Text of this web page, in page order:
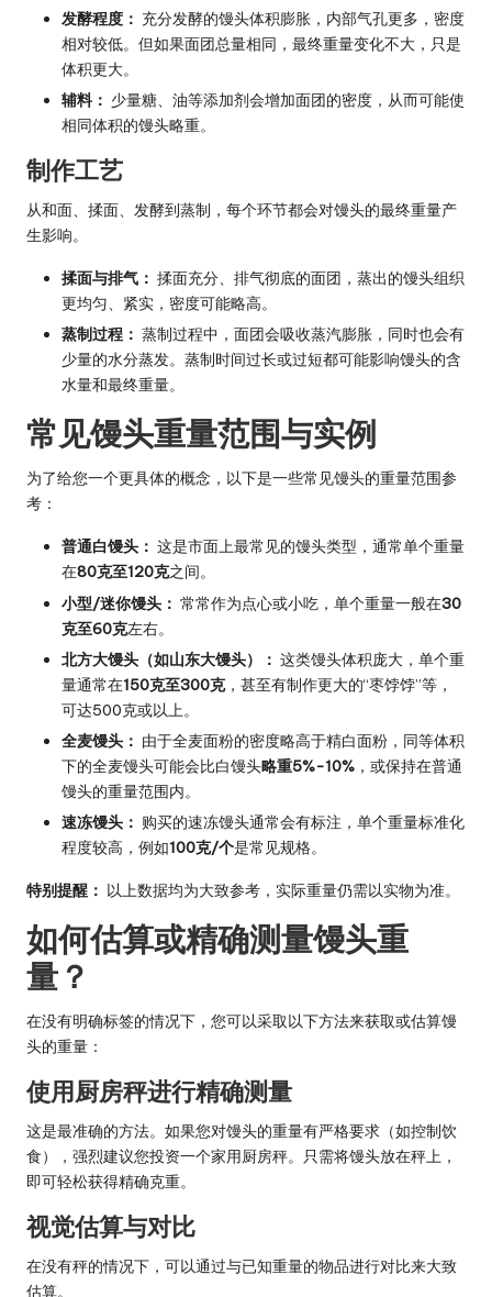
发酵程度： 充分发酵的馒头体积膨胀，内部气孔更多，密度
相对较低。但如果面团总量相同，最终重量变化不大，只是
体积更大。
辅料： 少量糖、油等添加剂会增加面团的密度，从而可能使
相同体积的馒头略重。
制作工艺
从和面、揉面、发酵到蒸制，每个环节都会对馒头的最终重量产
生影响。
揉面与排气： 揉面充分、排气彻底的面团，蒸出的馒头组织
更均匀、紧实，密度可能略高。
蒸制过程： 蒸制过程中，面团会吸收蒸汽膨胀，同时也会有
少量的水分蒸发。蒸制时间过长或过短都可能影响馒头的含
水量和最终重量。
常见馒头重量范围与实例
为了给您一个更具体的概念，以下是一些常见馒头的重量范围参
考：
普通白馒头： 这是市面上最常见的馒头类型，通常单个重量
在80克至120克之间。
小型/迷你馒头： 常常作为点心或小吃，单个重量一般在30
克至60克左右。
北方大馒头（如山东大馒头）： 这类馒头体积庞大，单个重
量通常在150克至300克，甚至有制作更大的“枣饽饽”等，
可达500克或以上。
全麦馒头： 由于全麦面粉的密度略高于精白面粉，同等体积
下的全麦馒头可能会比白馒头略重5%-10% ，或保持在普通
馒头的重量范围内。
速冻馒头： 购买的速冻馒头通常会有标注，单个重量标准化
程度较高，例如100克/个是常见规格。
特别提醒： 以上数据均为大致参考，实际重量仍需以实物为准。
如何估算或精确测量馒头重
量？
在没有明确标签的情况下，您可以采取以下方法来获取或估算馒
头的重量：
使用厨房秤进行精确测量
这是最准确的方法。如果您对馒头的重量有严格要求（如控制饮
食），强烈建议您投资一个家用厨房秤。只需将馒头放在秤上，
即可轻松获得精确克重。
视觉估算与对比
在没有秤的情况下，可以通过与已知重量的物品进行对比来大致
估算。